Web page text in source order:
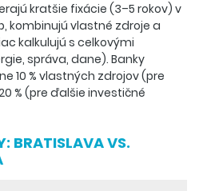
kratšie fixácie (3–5 rokov) v
kombinujú vlastné zdroje a
kalkulujú s celkovými
správa, dane). Banky
10 % vlastných zdrojov (pre
% (pre ďalšie investičné
BRATISLAVA VS.